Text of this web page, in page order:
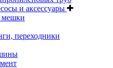
и аксессуары
мешки
переходники